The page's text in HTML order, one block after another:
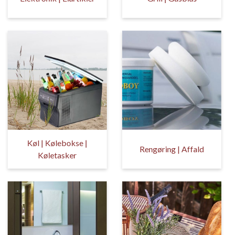
Køl | Kølebokse |
Køletasker
Rengøring | Affald